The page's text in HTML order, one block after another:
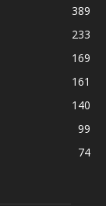
389
233
169
161
140
99
74